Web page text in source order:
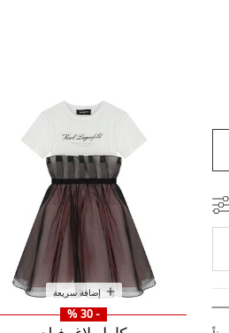
حذف التصفية مكرر حاليًا بواسطة نوع المنتج: كارل
إضافة سريعة
- 30 %